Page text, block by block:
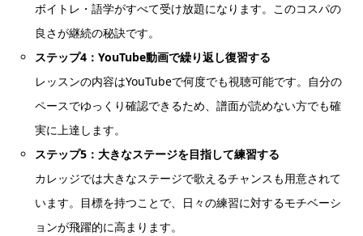
ボイトレ・語学がすべて受け放題になります。このコスパの
良さが継続の秘訣です。
ステップ4：YouTube動画で繰り返し復習する
レッスンの内容はYouTubeで何度でも視聴可能です。自分の
ペースでゆっくり確認できるため、譜面が読めない方でも確
実に上達します。
ステップ5：大きなステージを目指して練習する
カレッジでは大きなステージで歌えるチャンスも用意されて
います。目標を持つことで、日々の練習に対するモチベーシ
ョンが飛躍的に高まります。